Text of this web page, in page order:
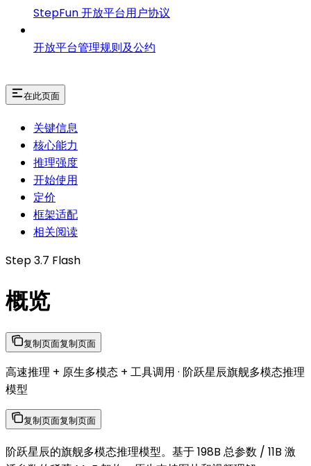
StepFun 开放平台用户协议
开放平台管理规则及公约
在此页面
关键信息
核心能力
推理强度
开始使用
定价
框架适配
相关阅读
Step 3.7 Flash
概览
复制页面复制页面
高速推理 + 原生多模态 + 工具调用 · 阶跃星辰旗舰多模态推理
模型
复制页面复制页面
阶跃星辰的旗舰多模态推理模型。基于 198B 总参数 / 11B 激